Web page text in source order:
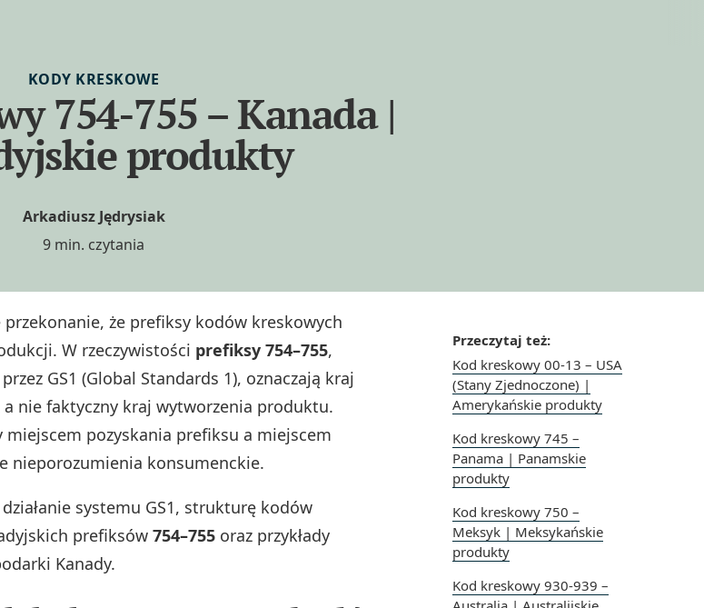
KODY KRESKOWE
754-755 – Kanada |
produkty
Arkadiusz Jędrysiak
9 min. czytania
Przeczytaj też:
Kod kreskowy 00-13 – USA
(Stany Zjednoczone) |
Amerykańskie produkty
Kod kreskowy 745 –
Panama | Panamskie
produkty
Kod kreskowy 750 –
Meksyk | Meksykańskie
produkty
Kod kreskowy 930-939 –
przekonanie, że prefiksy kodów kreskowych
W rzeczywistości prefiksy 754–755,
GS1 (Global Standards 1), oznaczają kraj
a nie faktyczny kraj wytworzenia produktu.
pozyskania prefiksu a miejscem
nieporozumienia konsumenckie.
systemu GS1, strukturę kodów
prefiksów 754–755 oraz przykłady
Kanady.